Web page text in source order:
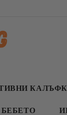
БЕБЕТО